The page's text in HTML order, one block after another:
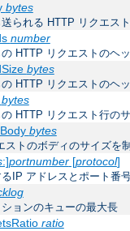
bytes
られる HTTP リクエス
number
HTTP リクエストのヘ
bytes
HTTP リクエストのヘ
bytes
HTTP リクエスト行の
bytes
ストのボディのサイズを
:]portnumber[protocol]
IP アドレスとポート番
ョンのキューの最大長
ratio